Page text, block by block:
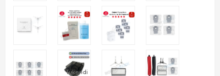
Tükendi